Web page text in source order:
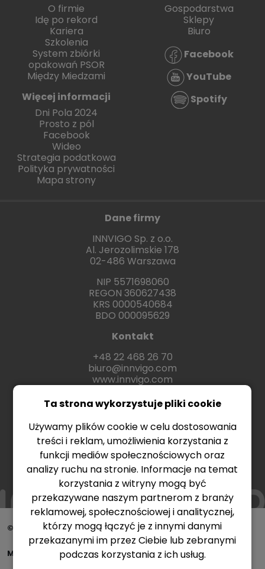
Ta strona wykorzystuje pliki cookie
Używamy plików cookie w celu dostosowania
treści i reklam, umożliwienia korzystania z
funkcji mediów społecznościowych oraz
analizy ruchu na stronie. Informacje na temat
korzystania z witryny mogą być
przekazywane naszym partnerom z branży
reklamowej, społecznościowej i analitycznej,
którzy mogą łączyć je z innymi danymi
przekazanymi im przez Ciebie lub zebranymi
podczas korzystania z ich usług.
O firmie
Idę po rekord
Kariera
Szkolenia
System zbiórki
opakowań PSOR
Między Miedzami
Więcej informacji
Dni Pola 2024
Prosto z pól
Facebook
Wideo
Strategia podatkowa
Polityka prywatności
Mapa strony
Gospodarstwa
Sklepy
Biuro
Facebook
YouTube
Spotify
Dane firmy
INNVIGO Sp. z o.o.
Al. Jerozolimskie 178
02-486 Warszawa
NIP 5571698060
REGON 360627438
KRS 0000540684
BDO 000095629
Kontakt
+48 22 468 26 70
biuro@innvigo.com
www.innvigo.com
© Copyright 2026 Innvigo - Better chemistry
Made & Design Creative AgencyNetimage